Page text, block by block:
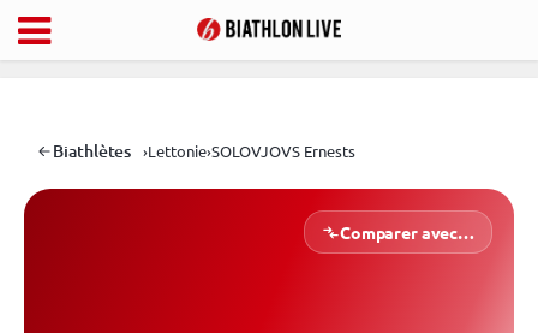
Biathlètes ›Lettonie›SOLOVJOVS Ernests
Comparer avec…